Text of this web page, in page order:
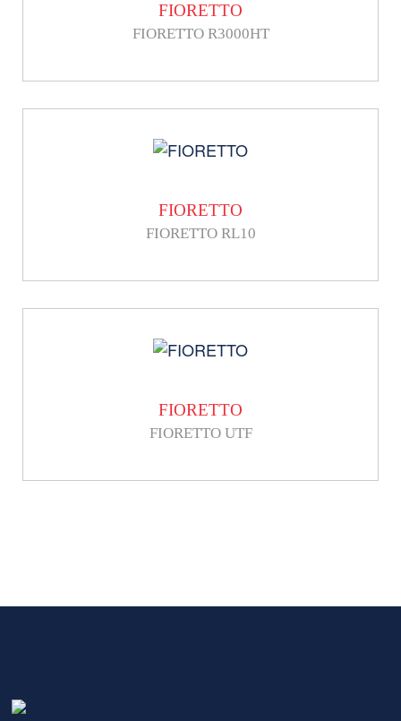
FIORETTO
FIORETTO R3000HT
FIORETTO
FIORETTO RL10
FIORETTO
FIORETTO UTF